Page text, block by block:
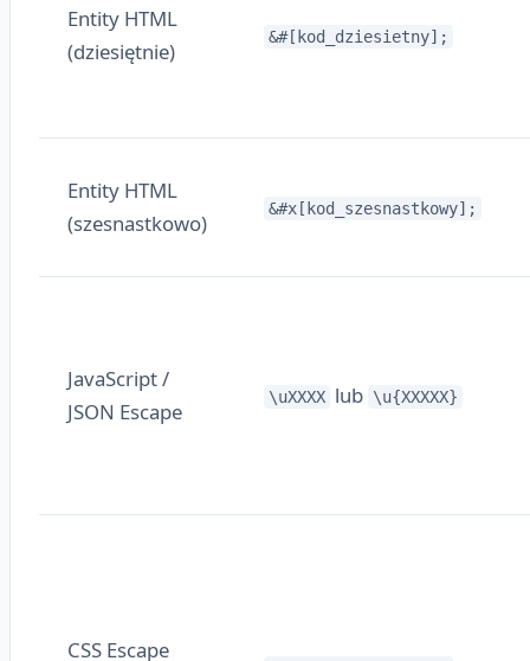
Entity HTML
(dziesiętnie)
&#[kod_dziesietny];
Entity HTML
(szesnastkowo)
&#x[kod_szesnastkowy];
JavaScript /
JSON Escape
\uXXXX lub \u{XXXXX}
CSS Escape